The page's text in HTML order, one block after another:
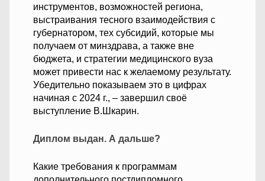
инструментов, возможностей региона,
выстраивания тесного взаимодействия с
губернатором, тех субсидий, которые мы
получаем от минздрава, а также вне
бюджета, и стратегии медицинского вуза
может привести нас к желаемому результату.
Убедительно показываем это в цифрах
начиная с 2024 г., – завершил своё
выступление В.Шкарин.
Диплом выдан. А дальше?
Какие требования к программам